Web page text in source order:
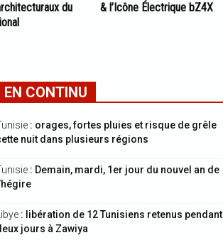
du
& l’Icône Électrique bZ4X
EN CONTINU
: orages, fortes pluies et risque de grêle
nuit dans plusieurs régions
: Demain, mardi, 1er jour du nouvel an de
Libye : libération de 12 Tunisiens retenus pendant
jours à Zawiya